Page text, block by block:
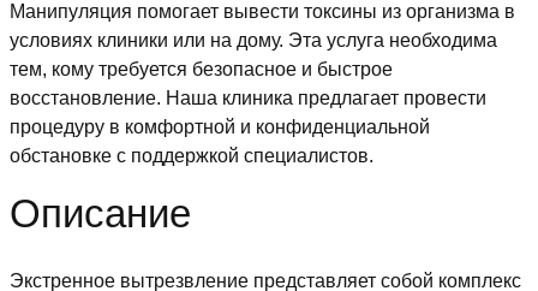
Манипуляция помогает вывести токсины из организма в
условиях клиники или на дому. Эта услуга необходима
тем, кому требуется безопасное и быстрое
восстановление. Наша клиника предлагает провести
процедуру в комфортной и конфиденциальной
обстановке с поддержкой специалистов.
Описание
Экстренное вытрезвление представляет собой комплекс